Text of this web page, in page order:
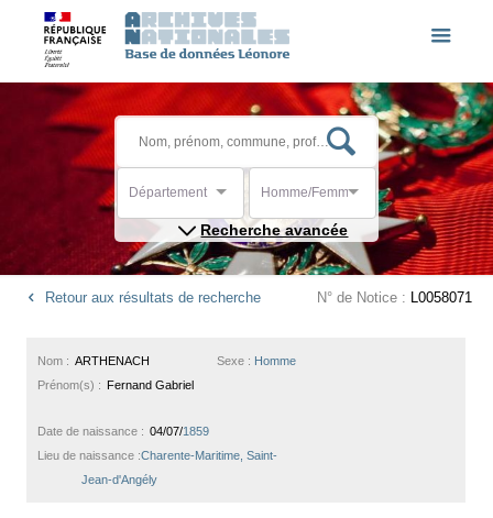
Département Homme/Femme
Recherche avancée
Retour aux résultats de recherche N° de Notice : L0058071
Sexe : Homme
Nom : ARTHENACH
Prénom(s) : Fernand Gabriel
Date de naissance : 04/07/1859
Lieu de naissance :Charente-Maritime, Saint-
Jean-d'Angély